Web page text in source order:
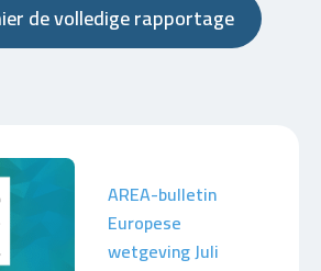
de volledige rapportage
AREA-bulletin
Europese
wetgeving Juli